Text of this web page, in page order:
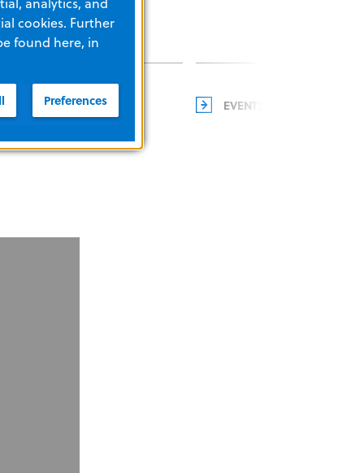
NEWS EVENTS
cookies. Further
found here, in
Preferences